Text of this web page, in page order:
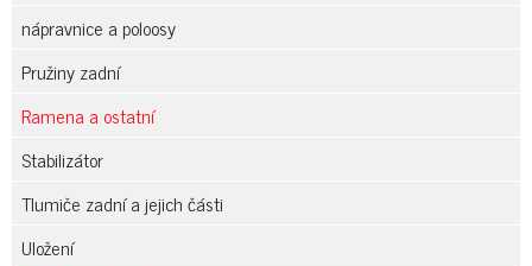
nápravnice a poloosy
Pružiny zadní
Ramena a ostatní
Stabilizátor
Tlumiče zadní a jejich části
Uložení